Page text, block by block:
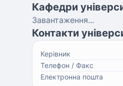
Кафедри
Завантаження...
Контакти
Керівник
Телефон / Факс
Електронна пошта